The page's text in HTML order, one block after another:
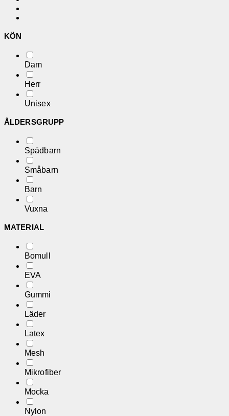
KÖN
Dam
Herr
Unisex
ÅLDERSGRUPP
Spädbarn
Småbarn
Barn
Vuxna
MATERIAL
Bomull
EVA
Gummi
Läder
Latex
Mesh
Mikrofiber
Mocka
Nylon